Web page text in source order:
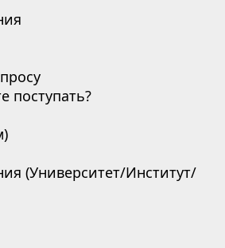
поступать?
(Университет/Институт/